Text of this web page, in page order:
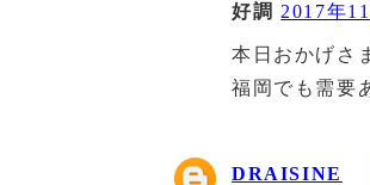
好調 2017年
本日おかげさ
福岡でも需要
DRAISINE